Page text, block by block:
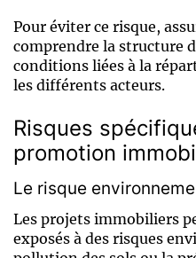
Pour éviter ce risque,
comprendre la structure
conditions liées à la
les différents acteurs.
Risques
promotion
Le risque
Les projets immobiliers
exposés à des risques